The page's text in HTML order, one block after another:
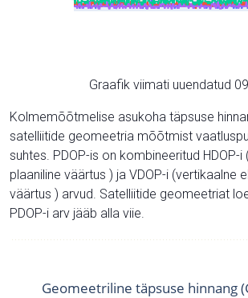
Graafik viimati uuendatud
Kolmemõõtmelise asukoha täpsuse
satelliitide geomeetria mõõtmist
suhtes. PDOP-is on kombineeritud HDOP-
plaaniline väärtus ) ja VDOP-i (vertikaalne
väärtus ) arvud. Satelliitide geomeetriat
PDOP-i arv jääb alla viie.
Geomeetriline täpsuse hinnang